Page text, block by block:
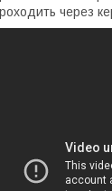
через